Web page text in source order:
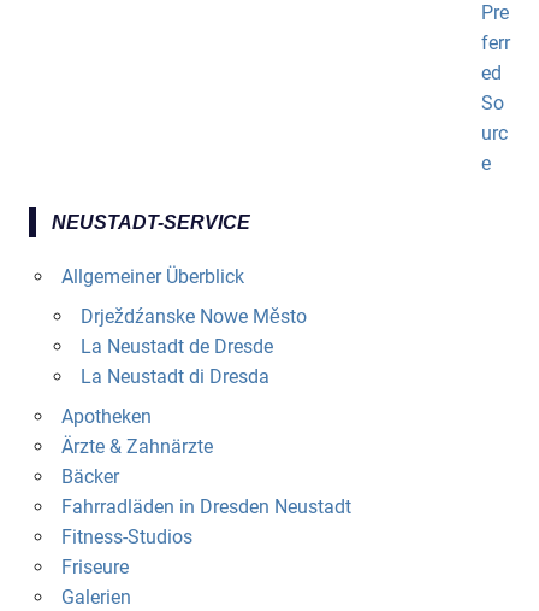
NEUSTADT-SERVICE
Allgemeiner Überblick
Drježdźanske Nowe Město
La Neustadt de Dresde
La Neustadt di Dresda
Apotheken
Ärzte & Zahnärzte
Bäcker
Fahrradläden in Dresden Neustadt
Fitness-Studios
Friseure
Galerien